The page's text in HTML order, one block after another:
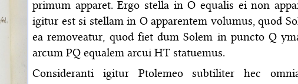
primum apparet. Ergo stella in O equalis ei non
igitur est si stellam in O apparentem volumus, quod
ea removeatur, quod fiet dum Solem in puncto Q
arcum PQ equalem arcui HT statuemus.
Consideranti igitur Ptolemeo subtiliter hec